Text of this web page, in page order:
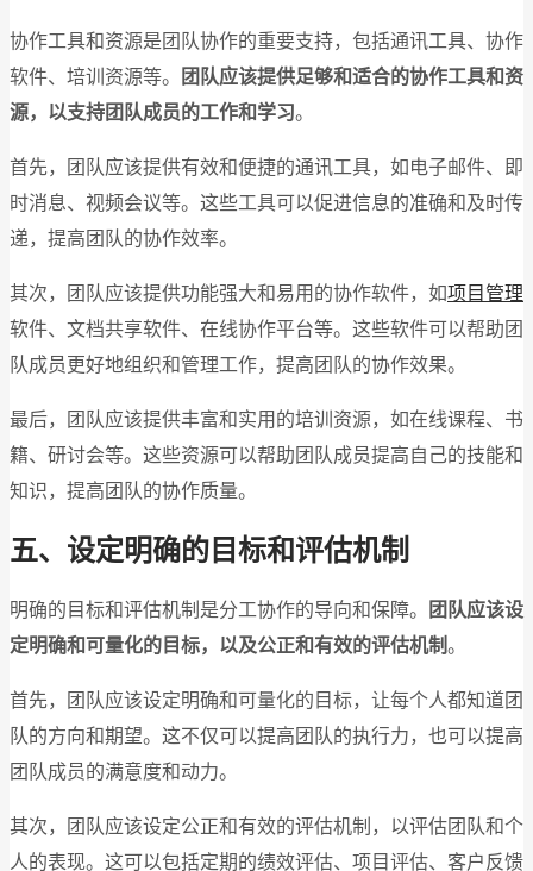
协作工具和资源是团队协作的重要支持，包括通讯工具、协作
软件、培训资源等。
团队应该提供足够和适合的协作工具和资
源，以支持团队成员的工作和学习。
首先，团队应该提供有效和便捷的通讯工具，如电子邮件、即
时消息、视频会议等。这些工具可以促进信息的准确和及时传
递，提高团队的协作效率。
其次，团队应该提供功能强大和易用的协作软件，如项目管理
软件、文档共享软件、在线协作平台等。这些软件可以帮助团
队成员更好地组织和管理工作，提高团队的协作效果。
最后，团队应该提供丰富和实用的培训资源，如在线课程、书
籍、研讨会等。这些资源可以帮助团队成员提高自己的技能和
知识，提高团队的协作质量。
五、设定明确的目标和评估机制
明确的目标和评估机制是分工协作的导向和保障。
团队应该设
定明确和可量化的目标，以及公正和有效的评估机制。
首先，团队应该设定明确和可量化的目标，让每个人都知道团
队的方向和期望。这不仅可以提高团队的执行力，也可以提高
团队成员的满意度和动力。
其次，团队应该设定公正和有效的评估机制，以评估团队和个
人的表现。这可以包括定期的绩效评估、项目评估、客户反馈